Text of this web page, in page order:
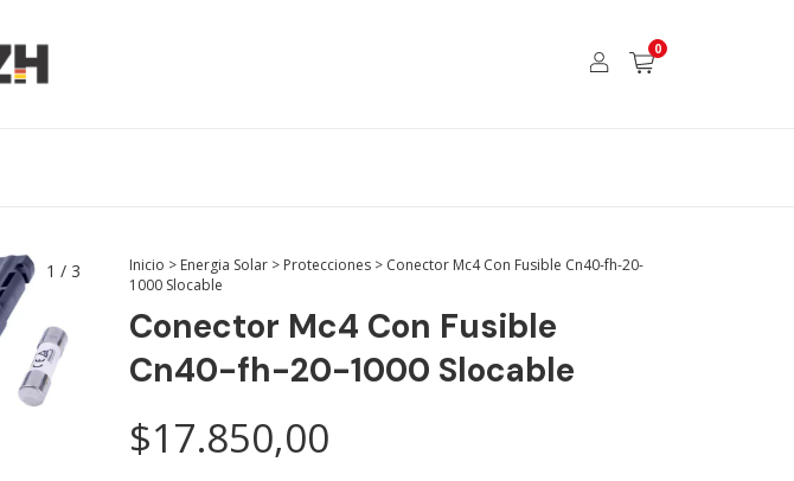
0
1 / 3 Inicio > Energia Solar > Protecciones > Conector Mc4 Con Fusible Cn40-fh-20-
1000 Slocable
Conector Mc4 Con Fusible
Cn40-fh-20-1000 Slocable
$17.850,00